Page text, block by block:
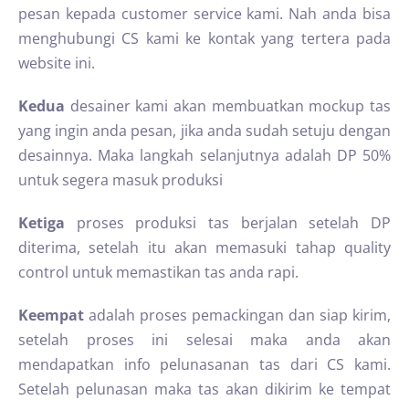
pesan kepada customer service kami. Nah anda bisa
menghubungi CS kami ke kontak yang tertera pada
website ini.
Kedua desainer kami akan membuatkan mockup tas
yang ingin anda pesan, jika anda sudah setuju dengan
desainnya. Maka langkah selanjutnya adalah DP 50%
untuk segera masuk produksi
Ketiga proses produksi tas berjalan setelah DP
diterima, setelah itu akan memasuki tahap quality
control untuk memastikan tas anda rapi.
Keempat adalah proses pemackingan dan siap kirim,
setelah proses ini selesai maka anda akan
mendapatkan info pelunasanan tas dari CS kami.
Setelah pelunasan maka tas akan dikirim ke tempat